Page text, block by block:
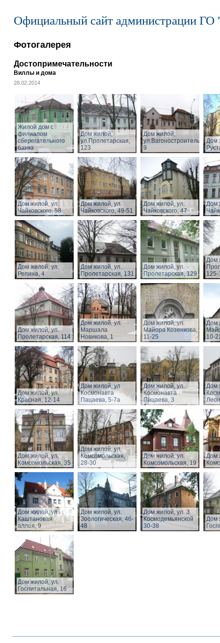
Официальный сайт администрации ГО
Фотогалерея
Достопримечательности
Виллы и дома
28.02.2014
Жилой дом с
филиалом
сберегательного
банка
Дом жилой,
ул.Пролетарская,
123
Дом жилой,
ул.Вагоностроительная,
9
Дом
Дом жилой, ул.
Чайковского, 58
Дом жилой, ул.
Чайковского, 49-51
Дом жилой, ул.
Чайковского, 47
Дом
Дом жилой, ул.
Репина, 4
Дом жилой, ул.
Пролетарская, 131
Дом жилой, ул.
Пролетарская, 129
Дом
125-
Дом жилой, ул.
Пролетарская, 114
Дом жилой, ул.
Маршала
Новикова, 1
Дом жилой, ул.
Майора Козенкова,
11-25
Дом
10-
Дом жилой, ул.
Красная, 12-14
Дом жилой, ул.
Космонавта
Пацаева, 5-7а
Дом жилой, ул.
Космонавта
Пацаева, 3
Дом
Дом жилой, ул.
Комсомольская, 35
Дом жилой, ул.
Комсомольская,
28-30
Дом жилой, ул.
Комсомольская, 19
Дом
Дом жилой, ул.
Каштановая
аллея, 9
Дом жилой, ул.
Зоологическая, 46-
48
Дом жилой, ул. З.
Космодемьянской
30-38
Дом
Дом жилой, ул.
Госпитальная, 16